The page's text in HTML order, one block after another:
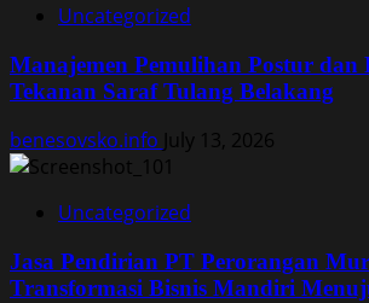
Uncategorized
Manajemen Pemulihan Postur dan
Tekanan Saraf Tulang Belakang
benesovsko.info July 13, 2026
Uncategorized
Jasa Pendirian PT Perorangan
Transformasi Bisnis Mandiri